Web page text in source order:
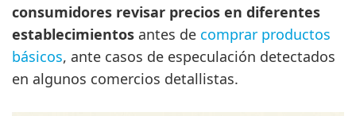
consumidores revisar precios en diferentes
establecimientos antes de comprar productos
básicos, ante casos de especulación detectados
en algunos comercios detallistas.